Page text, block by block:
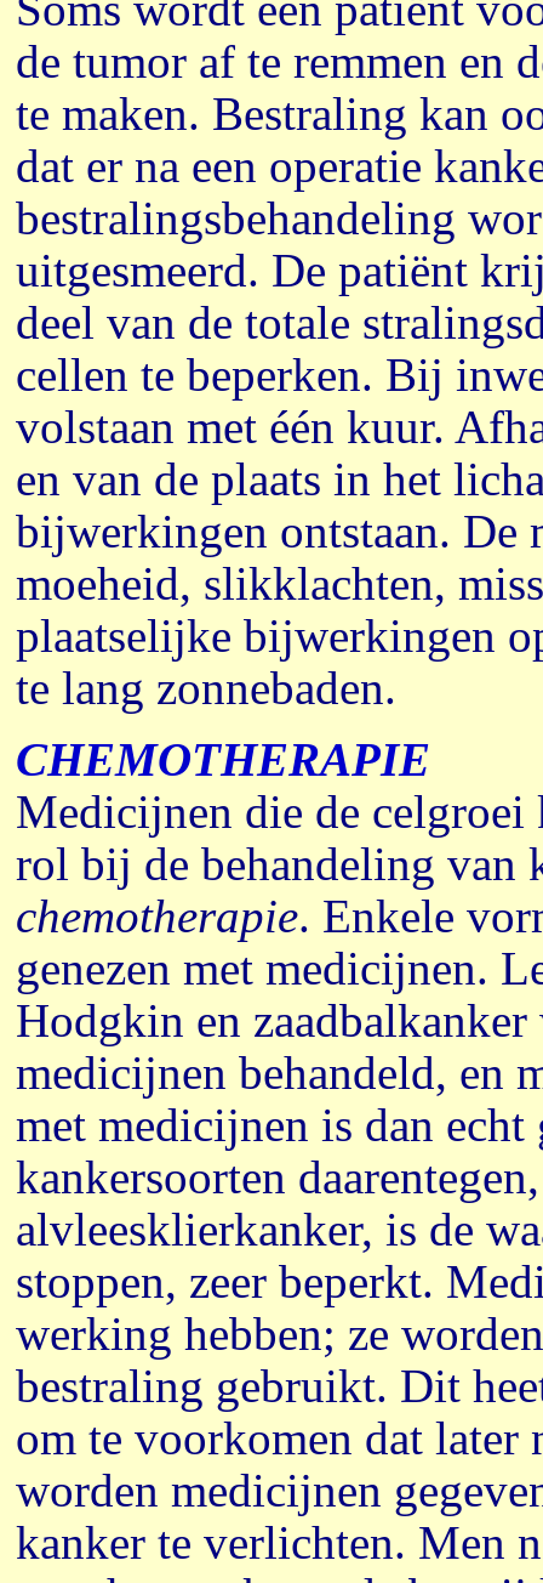
de tumor af te remmen en
te maken. Bestraling kan
dat er na een operatie
bestralingsbehandeling
uitgesmeerd. De patiënt
deel van de totale
cellen te beperken. Bij
volstaan met één kuur.
en van de plaats in het
bijwerkingen ontstaan. De
moeheid, slikklachten,
plaatselijke bijwerkingen
te lang zonnebaden.
CHEMOTHERAPIE
Medicijnen die de celgroei
rol bij de behandeling van
chemotherapie. Enkele
genezen met medicijnen.
Hodgkin en
medicijnen behandeld, en
met medicijnen is dan
kankersoorten
alvleesklierkanker, is de
stoppen, zeer beperkt.
werking hebben; ze
bestraling gebruikt. Dit
om te voorkomen dat later
worden medicijnen
kanker te verlichten. Men